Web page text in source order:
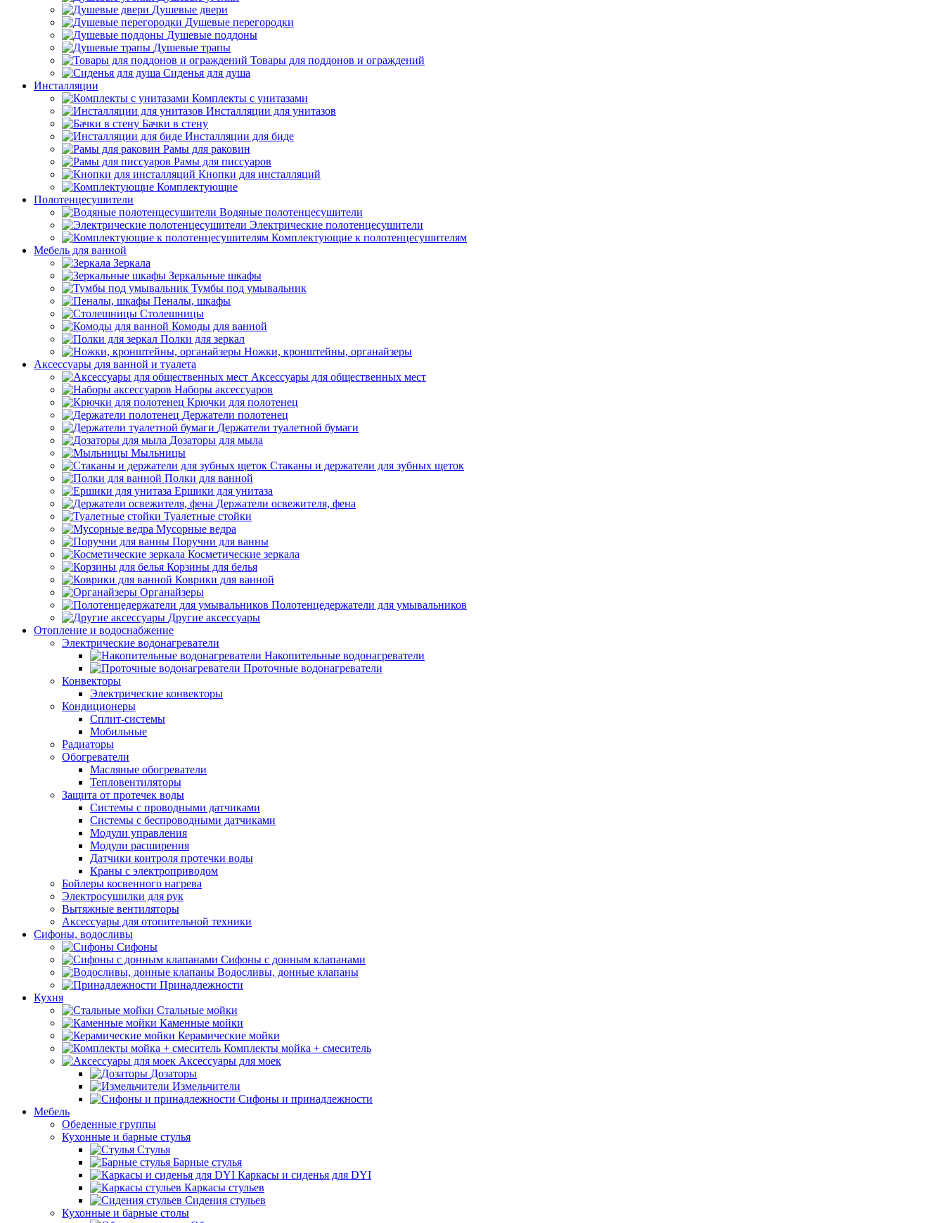
Душевые двери
Душевые перегородки
Душевые поддоны
Душевые трапы
Товары для поддонов и ограждений
Сиденья для душа
Инсталляции
Комплекты с унитазами
Инсталляции для унитазов
Бачки в стену
Инсталляции для биде
Рамы для раковин
Рамы для писсуаров
Кнопки для инсталляций
Комплектующие
Полотенцесушители
Водяные полотенцесушители
Электрические полотенцесушители
Комплектующие к полотенцесушителям
Мебель для ванной
Зеркала
Зеркальные шкафы
Тумбы под умывальник
Пеналы, шкафы
Столешницы
Комоды для ванной
Полки для зеркал
Ножки, кронштейны, органайзеры
Аксессуары для ванной и туалета
Аксессуары для общественных мест
Наборы аксессуаров
Крючки для полотенец
Держатели полотенец
Держатели туалетной бумаги
Дозаторы для мыла
Мыльницы
Стаканы и держатели для зубных щеток
Полки для ванной
Ершики для унитаза
Держатели освежителя, фена
Туалетные стойки
Мусорные ведра
Поручни для ванны
Косметические зеркала
Корзины для белья
Коврики для ванной
Органайзеры
Полотенцедержатели для умывальников
Другие аксессуары
Отопление и водоснабжение
Электрические водонагреватели
Накопительные водонагреватели
Проточные водонагреватели
Конвекторы
Электрические конвекторы
Кондиционеры
Сплит-системы
Мобильные
Радиаторы
Обогреватели
Масляные обогреватели
Тепловентиляторы
Защита от протечек воды
Системы с проводными датчиками
Системы с беспроводными датчиками
Модули управления
Модули расширения
Датчики контроля протечки воды
Краны с электроприводом
Бойлеры косвенного нагрева
Электросушилки для рук
Вытяжные вентиляторы
Аксессуары для отопительной техники
Сифоны, водосливы
Сифоны
Сифоны с донным клапанами
Водосливы, донные клапаны
Принадлежности
Кухня
Стальные мойки
Каменные мойки
Керамические мойки
Комплекты мойка + смеситель
Аксессуары для моек
Дозаторы
Измельчители
Сифоны и принадлежности
Мебель
Обеденные группы
Кухонные и барные стулья
Стулья
Барные стулья
Каркасы и сиденья для DYI
Каркасы стульев
Сидения стульев
Кухонные и барные столы